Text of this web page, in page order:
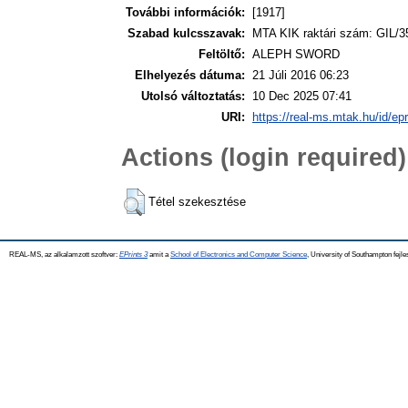
További információk:
[1917]
Szabad kulcsszavak:
MTA KIK raktári szám: GIL/
Feltöltő: ALEPH SWORD
Elhelyezés dátuma: 21 Júli 2016 06:23
Utolsó változtatás:
10 Dec 2025 07:41
URI:
https://real-ms.mtak.hu/id/
Actions (login required)
Tétel szekesztése
REAL-MS, az alkalamzott szoftver: EPrints 3amit a School of Electronics and Computer Science , University of Southampton